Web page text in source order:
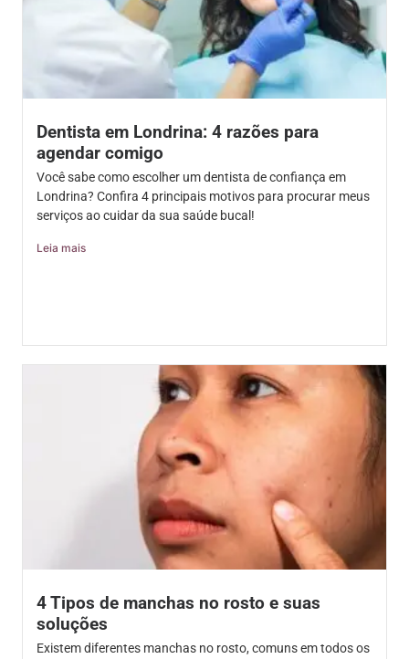
Dentista em Londrina: 4 razões para
agendar comigo
Você sabe como escolher um dentista de confiança em
Londrina? Confira 4 principais motivos para procurar meus
serviços ao cuidar da sua saúde bucal!
Leia mais
4 Tipos de manchas no rosto e suas
soluções
Existem diferentes manchas no rosto, comuns em todos os